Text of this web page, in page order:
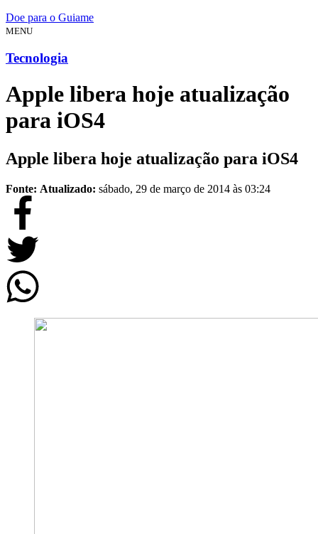
Doe para o Guiame
MENU
Tecnologia
Apple libera hoje atualização
para iOS4
Apple libera hoje atualização para iOS4
Fonte: Atualizado: sábado, 29 de março de 2014 às 03:24